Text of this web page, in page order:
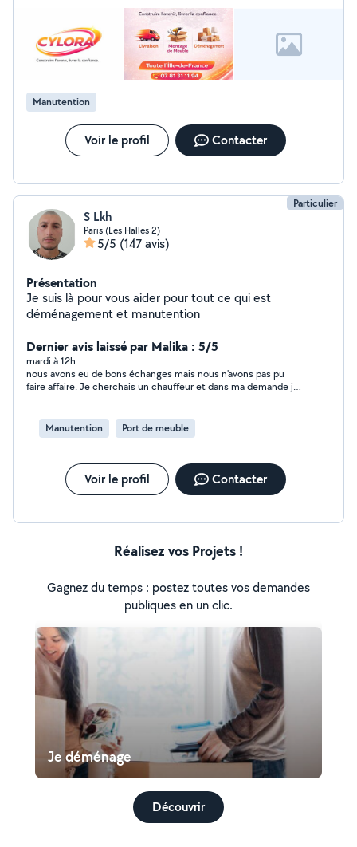
efficace et dynamique, avec des tarifs défiant toute
concurrence. Mon savoir-faire n'attend plus que vous !
Construire l'avenir, livrer la confiance.
Manutention
Voir le profil Contacter
Particulier
S Lkh
Paris (Les Halles 2)
5/5 (147 avis)
Présentation
Je suis là pour vous aider pour tout ce qui est
déménagement et manutention
Dernier avis laissé par Malika : 5/5
mardi à 12h
nous avons eu de bons échanges mais nous n'avons pas pu
faire affaire. Je cherchais un chauffeur et dans ma demande je
Manutention Port de meuble
Voir le profil Contacter
Réalisez vos Projets !
Gagnez du temps : postez toutes vos demandes
publiques en un clic.
Je déménage
Découvrir